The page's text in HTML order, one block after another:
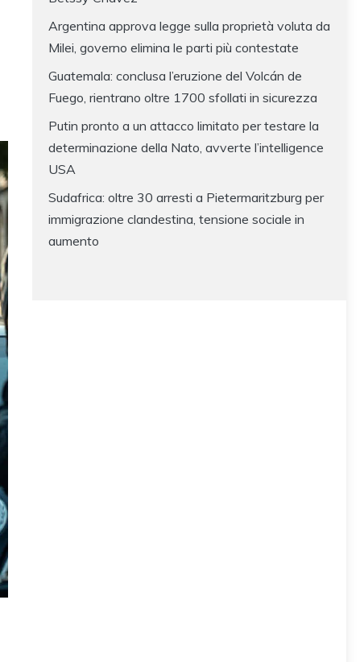
Argentina approva legge sulla proprietà voluta da
Milei, governo elimina le parti più contestate
Guatemala: conclusa l’eruzione del Volcán de
Fuego, rientrano oltre 1700 sfollati in sicurezza
Putin pronto a un attacco limitato per testare la
determinazione della Nato, avverte l’intelligence
USA
Sudafrica: oltre 30 arresti a Pietermaritzburg per
immigrazione clandestina, tensione sociale in
aumento